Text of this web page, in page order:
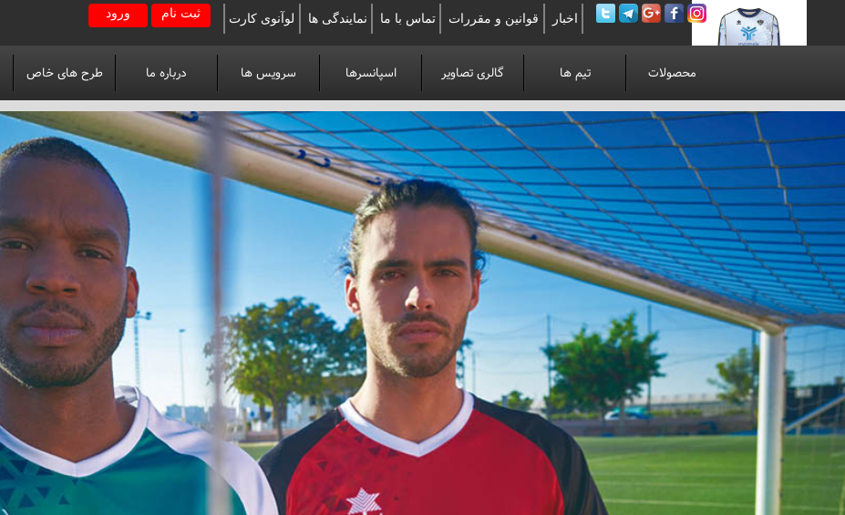
لوآنوی
اخبار قوانین و مقررات تماس با ما نمایندگی ها لوآنوی کارت ثبت نام ورود
محصولات تیم ها گالری تصاویر اسپانسرها سرویس ها درباره ما طرح های خاص